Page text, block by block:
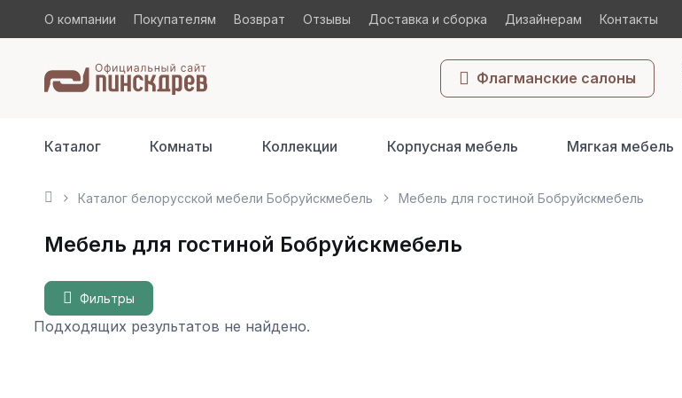
О компании Покупателям Возврат Отзывы Доставка и сборка Дизайнерам Контакты
Флагманские салоны
Каталог Комнаты Коллекции Корпусная мебель Мягкая мебель
Каталог белорусской мебели Бобруйскмебель Мебель для гостиной Бобруйскмебель
Мебель для гостиной Бобруйскмебель
Фильтры
Подходящих результатов не найдено.